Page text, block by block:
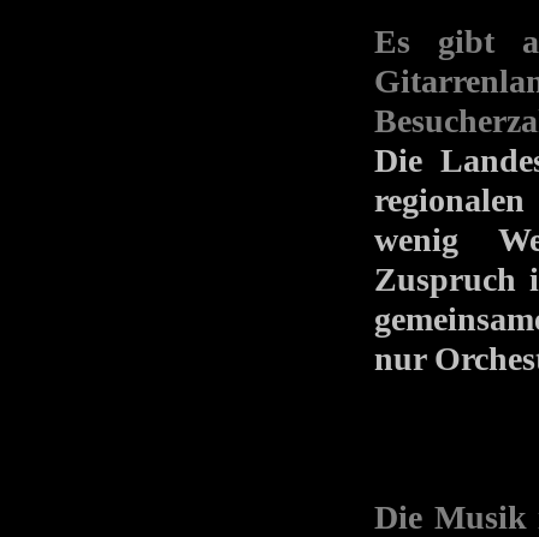
Es gibt
Die
wenig
Zuspruch
nur
Die Musik